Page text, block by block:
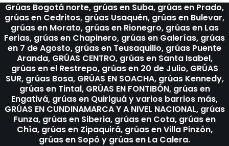
Grúas Bogotá norte, grúas en Suba, grúas en Prado,
grúas en Cedritos, grúas Usaquén, grúas en Bulevar,
grúas en Morato, grúas en Rionegro, grúas en Las
Ferias, grúas en Chapinero, grúas en Galerías, grúas
en 7 de Agosto, grúas en Teusaquillo, grúas Puente
Aranda, GRÚAS CENTRO, grúas en Santa Isabel,
grúas en el Restrepo, grúas en 20 de Julio, GRÚAS
SUR, grúas Bosa, GRÚAS EN SOACHA, grúas Kennedy,
grúas en Tintal, GRÚAS EN FONTIBÓN, grúas en
Engativá, grúas en Quiriguá y varios barrios más,
GRÚAS EN CUNDINAMARCA Y A NIVEL NACIONAL, grúas
Funza, grúas en Siberia, grúas en Cota, grúas en
Chía, grúas en Zipaquirá, grúas en Villa Pinzón,
grúas en Sopó y grúas en La Calera.